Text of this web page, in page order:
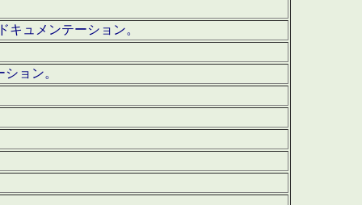
キュメンテーション。
ョン。